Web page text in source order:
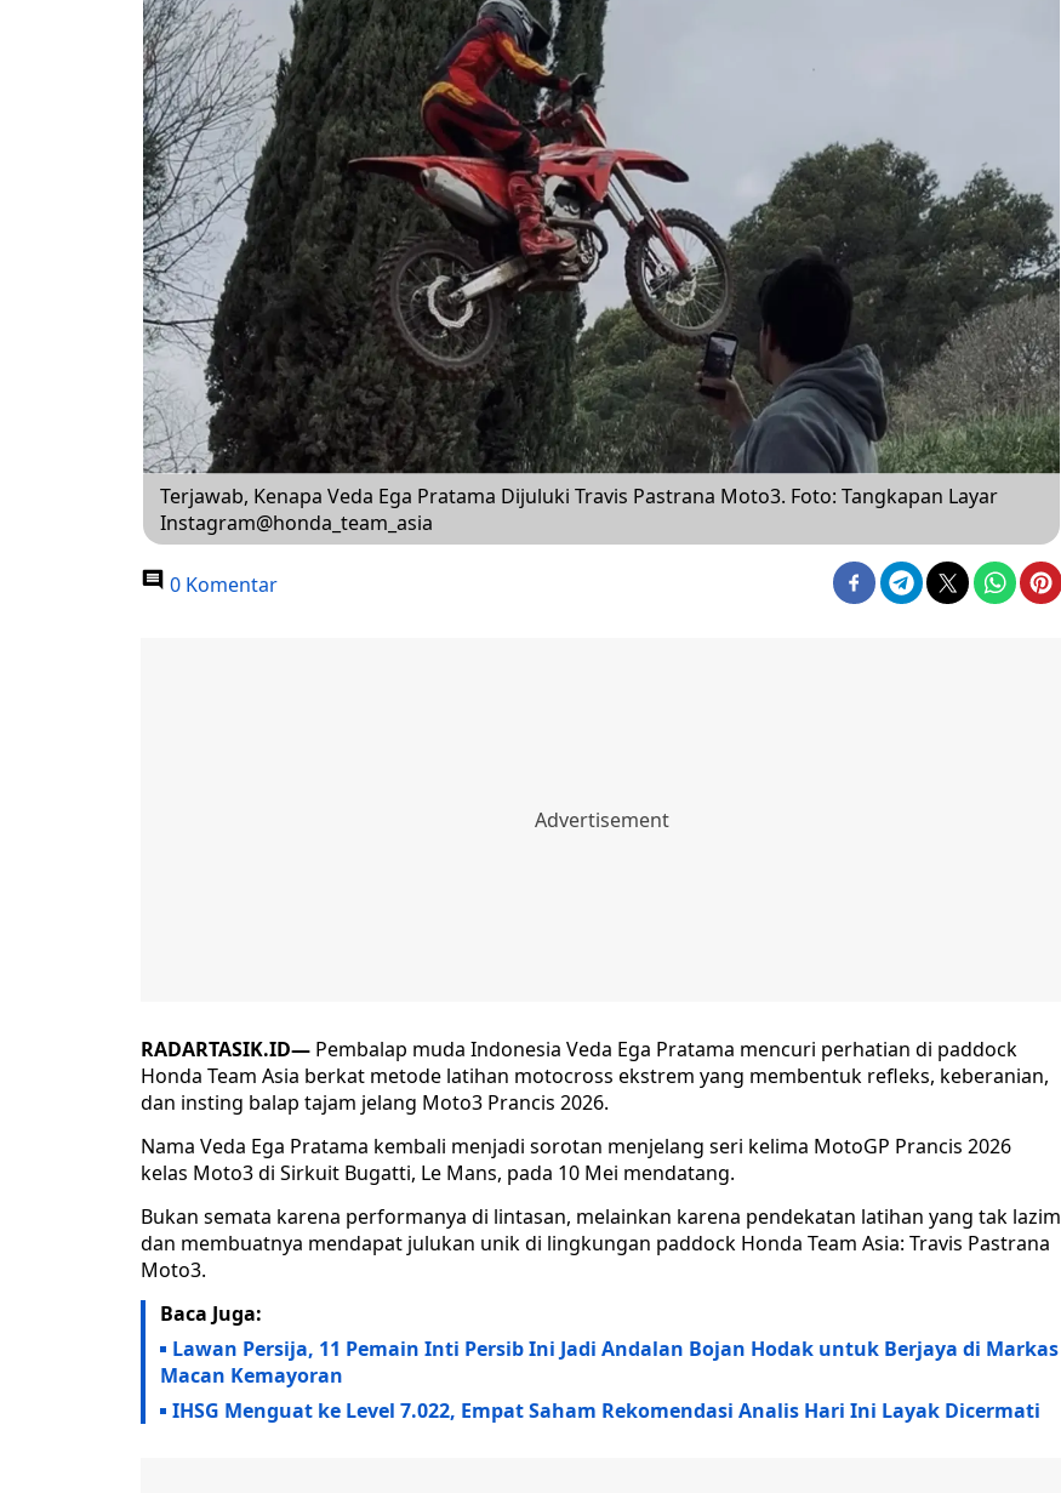
Terjawab, Kenapa Veda Ega Pratama Dijuluki Travis Pastrana Moto3. Foto: Tangkapan Layar
Instagram@honda_team_asia
0 Komentar
RADARTASIK.ID— Pembalap muda Indonesia Veda Ega Pratama mencuri perhatian di paddock
Honda Team Asia berkat metode latihan motocross ekstrem yang membentuk refleks, keberanian,
dan insting balap tajam jelang Moto3 Prancis 2026.
Nama Veda Ega Pratama kembali menjadi sorotan menjelang seri kelima MotoGP Prancis 2026
kelas Moto3 di Sirkuit Bugatti, Le Mans, pada 10 Mei mendatang.
Bukan semata karena performanya di lintasan, melainkan karena pendekatan latihan yang tak lazim
dan membuatnya mendapat julukan unik di lingkungan paddock Honda Team Asia: Travis Pastrana
Moto3.
Baca Juga:
Lawan Persija, 11 Pemain Inti Persib Ini Jadi Andalan Bojan Hodak untuk Berjaya di Markas
Macan Kemayoran
IHSG Menguat ke Level 7.022, Empat Saham Rekomendasi Analis Hari Ini Layak Dicermati